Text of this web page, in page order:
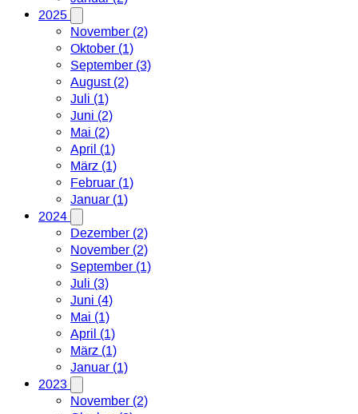
2025
November (2)
Oktober (1)
September (3)
August (2)
Juli (1)
Juni (2)
Mai (2)
April (1)
März (1)
Februar (1)
Januar (1)
2024
Dezember (2)
November (2)
September (1)
Juli (3)
Juni (4)
Mai (1)
April (1)
März (1)
Januar (1)
2023
November (2)